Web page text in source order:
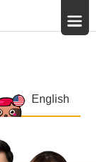
English